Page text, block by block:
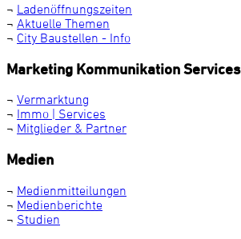
¬ Ladenöffnungszeiten
¬ Aktuelle Themen
¬ City Baustellen - Info
Marketing Kommunikation Services
¬ Vermarktung
¬ Immo | Services
¬ Mitglieder & Partner
Medien
¬ Medienmitteilungen
¬ Medienberichte
¬ Studien